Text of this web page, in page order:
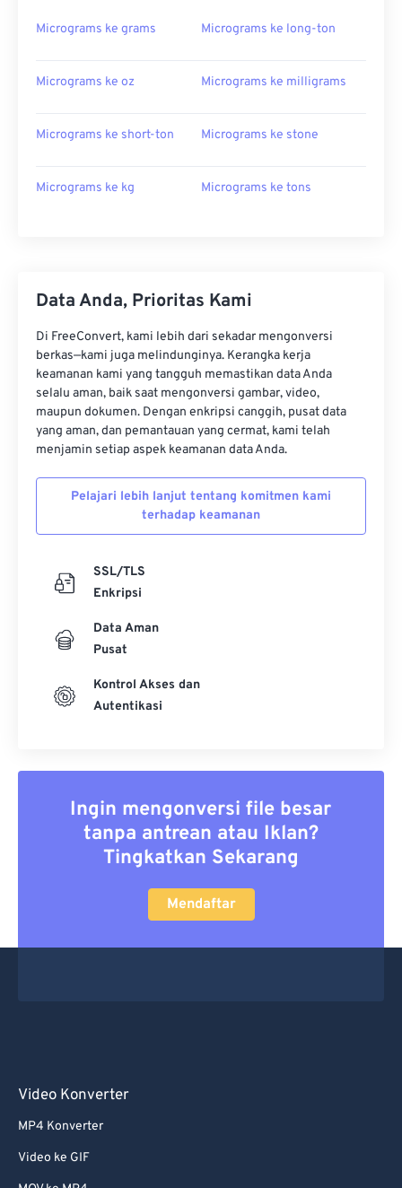
Micrograms ke grams Micrograms ke long-ton
Micrograms ke oz Micrograms ke milligrams
Micrograms ke short-ton Micrograms ke stone
Micrograms ke kg Micrograms ke tons
Data Anda, Prioritas Kami
Di FreeConvert, kami lebih dari sekadar mengonversi
berkas—kami juga melindunginya. Kerangka kerja
keamanan kami yang tangguh memastikan data Anda
selalu aman, baik saat mengonversi gambar, video,
maupun dokumen. Dengan enkripsi canggih, pusat data
yang aman, dan pemantauan yang cermat, kami telah
menjamin setiap aspek keamanan data Anda.
Pelajari lebih lanjut tentang komitmen kami
terhadap keamanan
SSL/TLS
Enkripsi
Data Aman
Pusat
Kontrol Akses dan
Autentikasi
Ingin mengonversi file besar
tanpa antrean atau Iklan?
Tingkatkan Sekarang
Mendaftar
Video Konverter
MP4 Konverter
Video ke GIF